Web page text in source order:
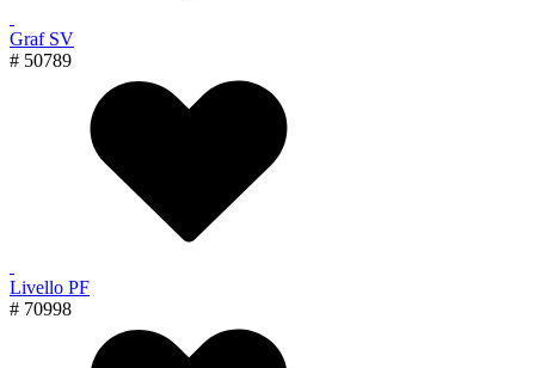
Graf SV
# 50789
Livello PF
# 70998